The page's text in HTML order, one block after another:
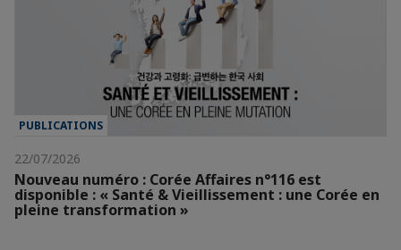
PUBLICATIONS
22/07/2026
Nouveau numéro : Corée Affaires n°116 est
disponible : « Santé & Vieillissement : une Corée en
pleine transformation »